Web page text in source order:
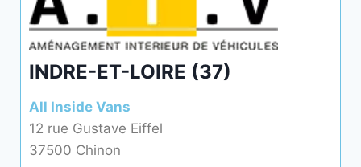
INDRE-ET-LOIRE (37)
All Inside Vans
12 rue Gustave Eiffel
37500 Chinon